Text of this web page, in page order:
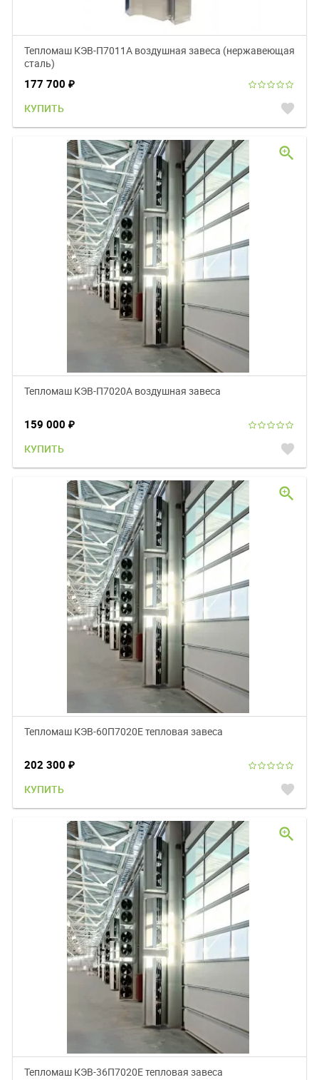
Тепломаш КЭВ-П7011A воздушная завеса (нержавеющая
сталь)
177 700 ₽
КУПИТЬ favorite
Тепломаш КЭВ-П7020A воздушная завеса
159 000 ₽
КУПИТЬ favorite
zoom_in
Тепломаш КЭВ-60П7020E тепловая завеса
202 300 ₽
КУПИТЬ favorite
zoom_in
Тепломаш КЭВ-36П7020E тепловая завеса
zoom_in